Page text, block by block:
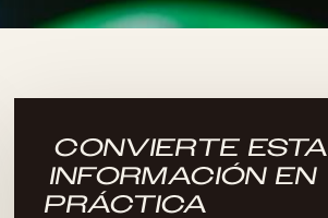
CONVIERTE ESTA
INFORMACIÓN EN
PRÁCTICA